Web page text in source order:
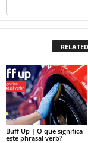
Buff Up | O que significa
este phrasal verb?